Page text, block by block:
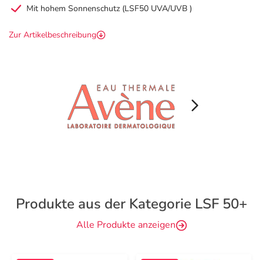
Mit hohem Sonnenschutz (LSF50 UVA/UVB )
Zur Artikelbeschreibung
Produkte aus der Kategorie LSF 50+
Alle Produkte anzeigen